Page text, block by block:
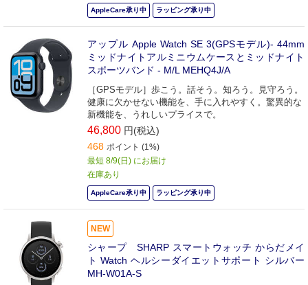
AppleCare承り中 ラッピング承り中
アップル Apple Watch SE 3(GPSモデル)- 44mm
ミッドナイトアルミニウムケースとミッドナイト
スポーツバンド - M/L MEHQ4J/A
［GPSモデル］歩こう。話そう。知ろう。見守ろう。
健康に欠かせない機能を、手に入れやすく。驚異的な
新機能を、うれしいプライスで。
46,800 円(税込)
468 ポイント (1%)
最短 8/9(日) にお届け
在庫あり
AppleCare承り中 ラッピング承り中
NEW
シャープ SHARP スマートウォッチ からだメイ
ト Watch ヘルシーダイエットサポート シルバー
MH-W01A-S